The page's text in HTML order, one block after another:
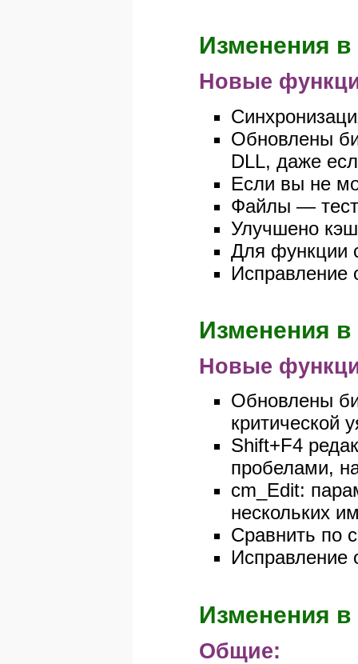
Изменения в
Новые
Обновлены
DLL, даже
Если вы не
Файлы —
Улучшено
Для функции
Исправление
Изменения в
Новые
Обновлены
критической
Shift+F4
пробелами,
cm_Edit:
нескольких
Сравнить по
Исправление
Изменения в
Общие: